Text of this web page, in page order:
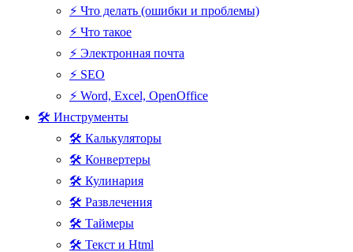
⚡ Что делать (ошибки и проблемы)
⚡ Что такое
⚡ Электронная почта
⚡ SEO
⚡ Word, Excel, OpenOffice
🛠 Инструменты
🛠 Калькуляторы
🛠 Конвертеры
🛠 Кулинария
🛠 Развлечения
🛠 Таймеры
🛠 Текст и Html